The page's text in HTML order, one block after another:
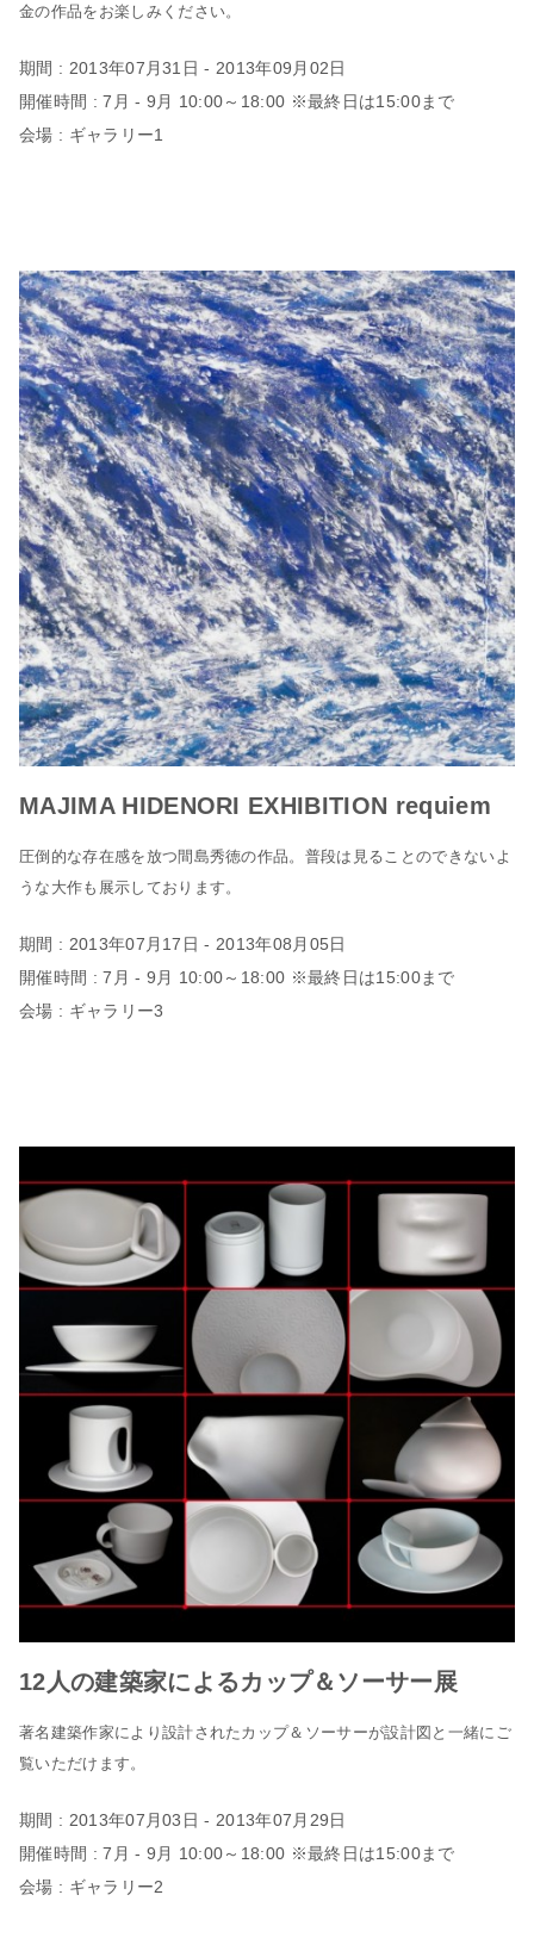
金の作品をお楽しみください。
期間 : 2013年07月31日 - 2013年09月02日
開催時間 : 7月 - 9月 10:00～18:00 ※最終日は15:00まで
会場 : ギャラリー1
MAJIMA HIDENORI EXHIBITION requiem
圧倒的な存在感を放つ間島秀徳の作品。普段は見ることのできないよ
うな大作も展示しております。
期間 : 2013年07月17日 - 2013年08月05日
開催時間 : 7月 - 9月 10:00～18:00 ※最終日は15:00まで
会場 : ギャラリー3
12人の建築家によるカップ＆ソーサー展
著名建築作家により設計されたカップ＆ソーサーが設計図と一緒にご
覧いただけます。
期間 : 2013年07月03日 - 2013年07月29日
開催時間 : 7月 - 9月 10:00～18:00 ※最終日は15:00まで
会場 : ギャラリー2